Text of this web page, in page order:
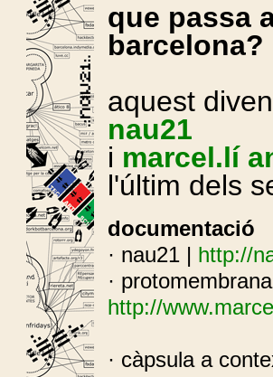
que passa
barcelona?
aquest
nau21
i marcel.lí
l'últim dels
documentació
· nau21 | http://
· protomembrana
http://
· càpsula a